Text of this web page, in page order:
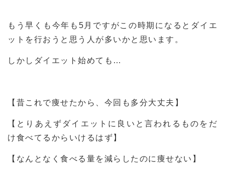
もう早くも今年も5月ですがこの時期になるとダイエ
ットを行おうと思う人が多いかと思います。
しかしダイエット始めても…
【昔これで痩せたから、今回も多分大丈夫】
【とりあえずダイエットに良いと言われるものをだ
け食べてるからいけるはず】
【なんとなく食べる量を減らしたのに痩せない】